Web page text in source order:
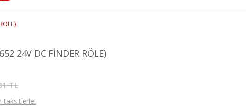
24V DC FİNDER RÖLE)
TL
taksitlerle!